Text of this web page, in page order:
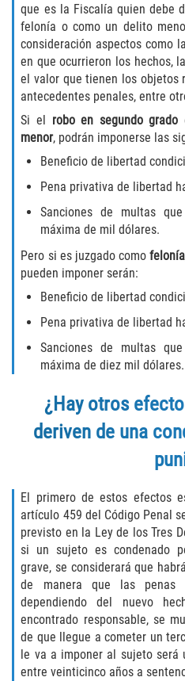
DUI
DUI con
Años
DUI en
Tercera
Leyes de
Violencia
Abuso de
Acecho
Amenazas
Agresión
Negligencia
Orden de
Orden de
Orden de
Órdenes de
que es la Fiscalía quien debe
felonía o como un delito
consideración aspectos como
en que ocurrieron los hechos,
el valor que tienen los objetos
antecedentes penales, entre
Si el robo en segundo grado
menor, podrán imponerse las
Beneficio de libertad
Pena privativa de libertad
Sanciones de multas
máxima de mil dólares.
Pero si es juzgado comofelonía
pueden imponer serán:
Beneficio de libertad
Pena privativa de libertad
Sanciones de multas
máxima de diez mil dólares.
¿Hay otros
deriven de una
El primero de estos efectos
artículo 459 del Código Penal
previsto en la Ley de los Tres
si un sujeto es condenado
grave, se considerará que
de manera que las
dependiendo del nuevo
encontrado responsable, se
de que llegue a cometer un
le va a imponer al sujeto
entre veinticinco años a